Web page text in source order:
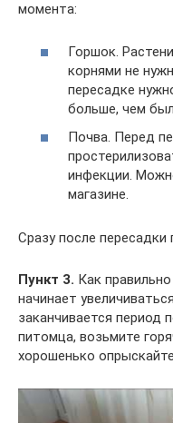
момента:
Горшок.
корнями не
пересадке
больше, чем
Почва. Перед
инфекции.
магазине.
Сразу после пересадки
Пункт 3. Как
начинает
заканчивается период
питомца, возьмите
хорошенько